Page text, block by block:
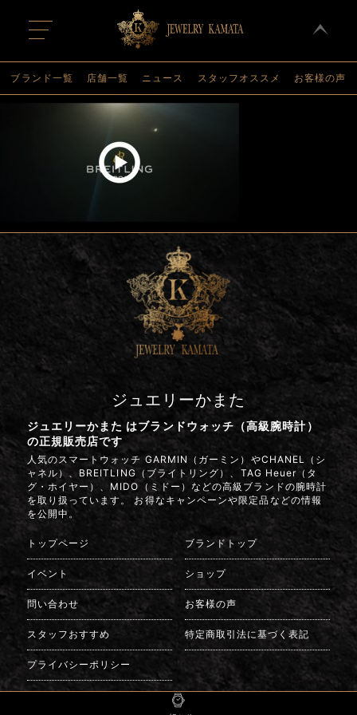
t
o
g
l
n
ブランド一覧 店舗一覧 ニュース スタッフオススメ お客様の声
ジュエリーかまた
ジュエリーかまた はブランドウォッチ（高級腕時計）
の正規販売店です
人気のスマートウォッチ GARMIN（ガーミン）やCHANEL（シ
ャネル）、BREITLING（ブライトリング）、TAG Heuer（タ
グ・ホイヤー）、MIDO（ミドー）などの高級ブランドの腕時計
を取り扱っています。 お得なキャンペーンや限定品などの情報
を公開中。
トップページ ブランドトップ
イベント ショップ
問い合わせ お客様の声
スタッフおすすめ 特定商取引法に基づく表記
プライバシーポリシー